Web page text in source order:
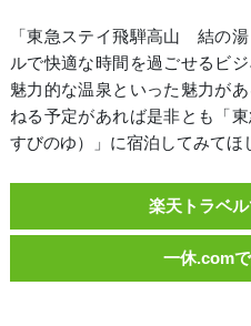
「東急ステイ飛騨高山 結の
ルで快適な時間を過ごせるビ
魅力的な温泉といった魅力が
ねる予定があれば是非とも「
すびのゆ）」に宿泊してみてほ
楽天トラベ
一休.com